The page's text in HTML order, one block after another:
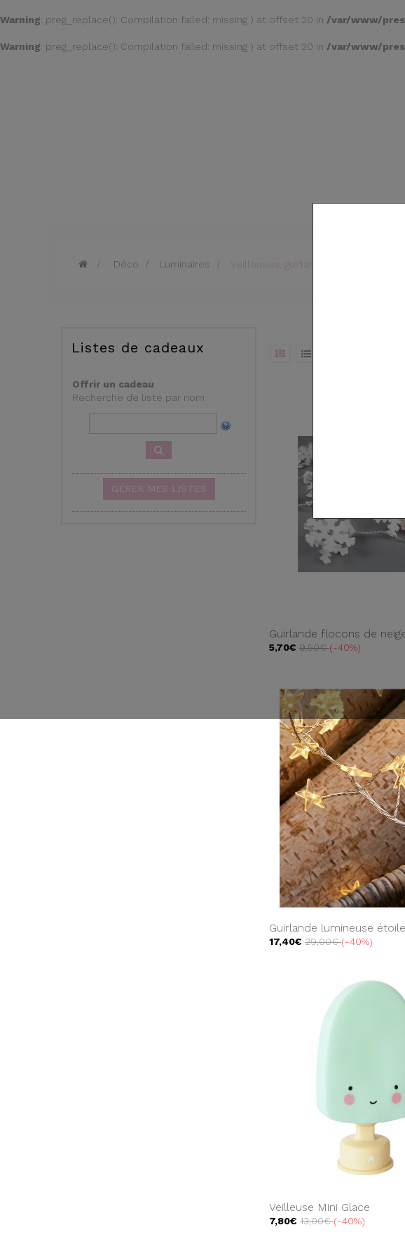
Warning: preg_replace(): Compilation failed: missing ) at offset 20 in /var/www/
Warning: preg_replace(): Compilation failed: missing ) at offset 20 in /var/www/
> Déco > Luminaires > Veilleuses, guirlandes lumineuses
Listes de cadeaux
Offrir un cadeau
Recherche de liste par nom
GÉRER MES LISTES
Guirlande flocons de
5,70€ 9,50€ -40%
Guirlande lumineuse
17,40€ 29,00€ -40%
Veilleuse Mini Glace
7,80€ 13,00€ -40%